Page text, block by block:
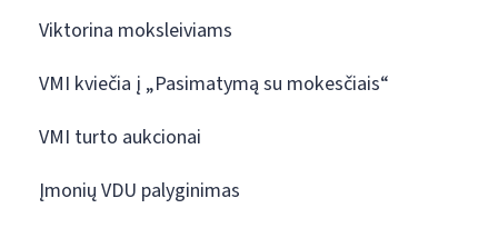
Viktorina moksleiviams
VMI kviečia į „Pasimatymą su mokesčiais“
VMI turto aukcionai
Įmonių VDU palyginimas